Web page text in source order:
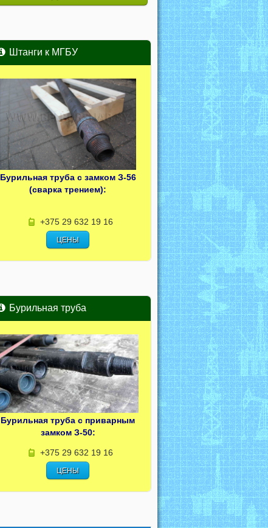
Штанги к МГБУ
Бурильная труба с замком З-56
(сварка трением):
+375 29 632 19 16
ЦЕНЫ
Бурильная труба
Бурильная труба с приварным
замком З-50:
+375 29 632 19 16
ЦЕНЫ